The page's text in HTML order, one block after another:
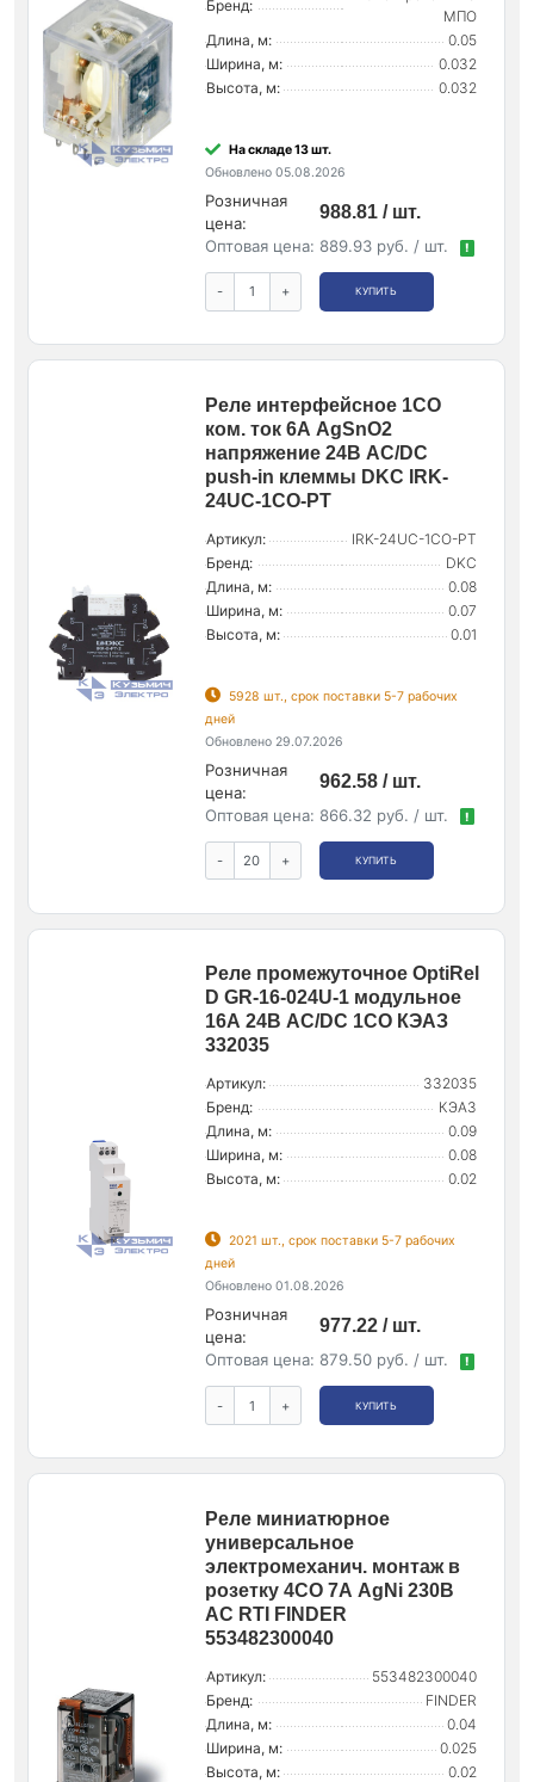
Бренд:
МПО
Длина, м:
0.05
Ширина, м:
0.032
Высота, м:
0.032
На складе 13 шт.
Обновлено 05.08.2026
Розничная
цена:
988.81 / шт.
Оптовая цена: 889.93 руб. / шт. !
- + КУПИТЬ
Реле интерфейсное 1CO
ком. ток 6А AgSnO2
напряжение 24В AC/DC
push-in клеммы DKC IRK-
24UC-1CO-PT
Артикул:
IRK-24UC-1CO-PT
Бренд:
DKC
Длина, м:
0.08
Ширина, м:
0.07
Высота, м:
0.01
5928 шт., срок поставки 5-7 рабочих
дней
Обновлено 29.07.2026
Розничная
цена:
962.58 / шт.
Оптовая цена: 866.32 руб. / шт. !
- + КУПИТЬ
Реле промежуточное OptiRel
D GR-16-024U-1 модульное
16А 24В AC/DC 1СО КЭАЗ
332035
Артикул:
332035
Бренд:
КЭАЗ
Длина, м:
0.09
Ширина, м:
0.08
Высота, м:
0.02
2021 шт., срок поставки 5-7 рабочих
дней
Обновлено 01.08.2026
Розничная
цена:
977.22 / шт.
Оптовая цена: 879.50 руб. / шт. !
- + КУПИТЬ
Реле миниатюрное
универсальное
электромеханич. монтаж в
розетку 4CO 7А AgNi 230В
AC RTI FINDER
553482300040
Артикул:
553482300040
Бренд:
FINDER
Длина, м:
0.04
Ширина, м:
0.025
Высота, м:
0.02